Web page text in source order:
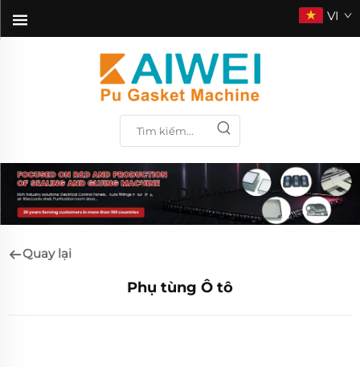
VI
ỨNG DỤNG
Quay lại
Phụ tùng Ô tô